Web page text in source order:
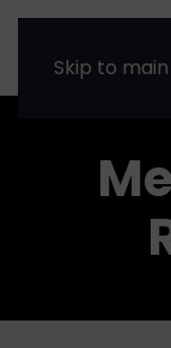
Skip to